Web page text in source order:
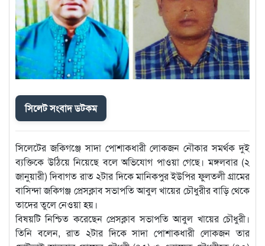
সিলেট সংবাদ ডটকম
সিলেটের জকিগঞ্জে সাদা পোশাকধারী লোকজন নৌকার সমর্থক দুই
ব্যক্তিকে উঠিয়ে নিয়েছে বলে অভিযোগ পাওয়া গেছে। মঙ্গলবার (২
জানুয়ারী) দিবাগত রাত ২টার দিকে মানিকপুর ইউপির ফুলতলী গ্রামের
বাসিন্দা জকিগঞ্জ প্রেসক্লাব সভাপতি আবুল খায়ের চৌধুরীর বাড়ি থেকে
তাদের তুলে নেওয়া হয়।
বিষয়টি নিশ্চিত করেছেন প্রেসক্লাব সভাপতি আবুল খায়ের চৌধুরী।
তিনি বলেন, রাত ২টার দিকে সাদা পোশাকধারী লোকজন তার